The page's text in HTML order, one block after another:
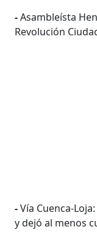
-Asambleísta
Revolución
-Vía Cuenca-
y dejó al menos